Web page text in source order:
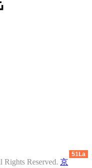
Reserved. 京
51La